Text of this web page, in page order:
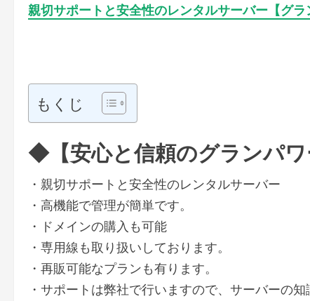
親切サポートと安全性のレンタルサーバー【グラ
もくじ
◆【安心と信頼のグランパ
・親切サポートと安全性のレンタルサーバー
・高機能で管理が簡単です。
・ドメインの購入も可能
・専用線も取り扱いしております。
・再販可能なプランも有ります。
・サポートは弊社で行いますので、サーバーの知